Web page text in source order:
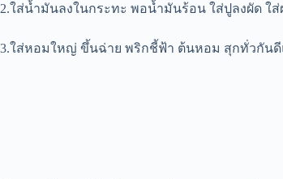
2.ใส่น้ำมันลงในกระทะ พอน้ำมันร้อน ใส่ปูลงผัด ใ
3.ใส่หอมใหญ่ ขึ้นฉ่าย พริกชี้ฟ้า ต้นหอม สุกทั่วกันดี